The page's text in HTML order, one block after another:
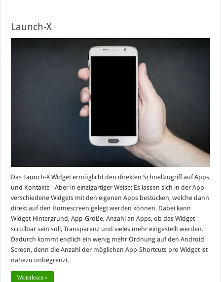
Launch-X
Das Launch-X Widget ermöglicht den direkten Schnellzugriff auf Apps
und Kontakte - Aber in einzigartiger Weise: Es lassen sich in der App
verschiedene Widgets mit den eigenen Apps bestücken, welche dann
direkt auf den Homescreen gelegt werden können. Dabei kann
Widget-Hintergrund, App-Größe, Anzahl an Apps, ob das Widget
scrollbar sein soll, Transparenz und vieles mehr eingestellt werden.
Dadurch kommt endlich ein wenig mehr Ordnung auf den Android
Screen, denn die Anzahl der möglichen App-Shortcuts pro Widget ist
nahezu unbegrenzt.
Weiterlesen »